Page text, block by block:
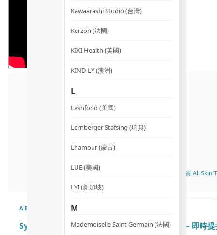
Kawaarashi Studio (台灣)
Kerzon (法國)
KIKI Health (英國)
KIND-LY (澳洲)
L
Lashfood (美國)
Lernberger Stafsing (瑞典)
Lhamour (蒙古)
LUE (美國)
LYI (新加坡)
M
Mademoiselle Saint Germain (法國)
✓ 所有膚質 All Skin
ABOUT
Synergie Skin ImprovEyes Day 抗皺眼部精華 – 即時提